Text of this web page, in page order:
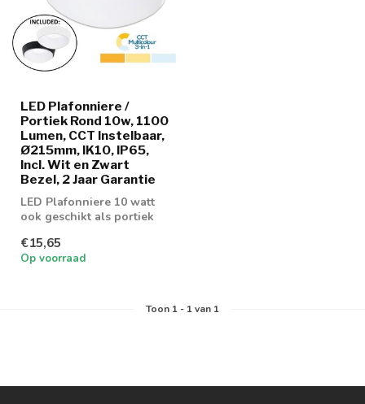
LED Plafonniere /
Portiek Rond 10w, 1100
Lumen, CCT Instelbaar,
Ø215mm, IK10, IP65,
Incl. Wit en Zwart
Bezel, 2 Jaar Garantie
LED Plafonniere 10 watt
ook geschikt als portiek
€15,65
Op voorraad
Toon 1- 1van 1